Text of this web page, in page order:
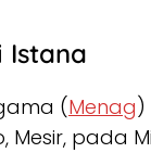
Istana
(Menag)
pada